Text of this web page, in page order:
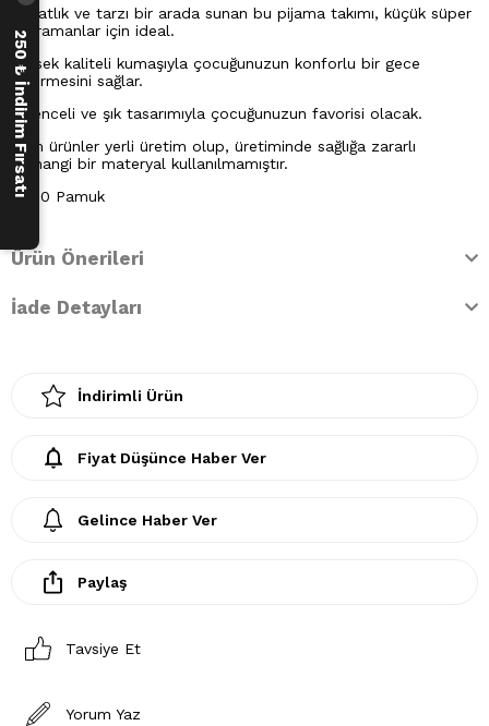
Rahatlık ve tarzı bir arada sunan bu pijama takımı, küçük süper
kahramanlar için ideal.
Yüksek kaliteli kumaşıyla çocuğunuzun konforlu bir gece
geçirmesini sağlar.
Eğlenceli ve şık tasarımıyla çocuğunuzun favorisi olacak.
Tüm ürünler yerli üretim olup, üretiminde sağlığa zararlı
herhangi bir materyal kullanılmamıştır.
%100 Pamuk
Ürün Önerileri
İade Detayları
İndirimli Ürün
Fiyat Düşünce Haber Ver
Gelince Haber Ver
Paylaş
Tavsiye Et
Yorum Yaz
250 ₺ İndirim Fırsatı